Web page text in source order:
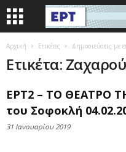
Αρχική Ετικέτες Δημοσιεύσεις με
Ετικέτα:
ΕΡΤ2 – ΤΟ ΘΕΑΤΡΟ
του Σοφοκλή
31 Ιανουαρίου 2019